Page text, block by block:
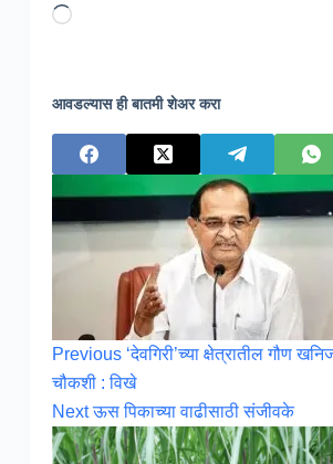
Loading…
आवडल्यास ही बातमी शेअर करा
Previous ‘देवगिरी’च्या क्षेत्रातील गौण
चौकशी : विखे
Nextऊस पिकाच्या वाढीसाठी संजीवके